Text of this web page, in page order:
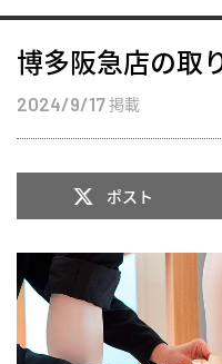
博多阪急店の取
2024/9/17掲載
ポスト